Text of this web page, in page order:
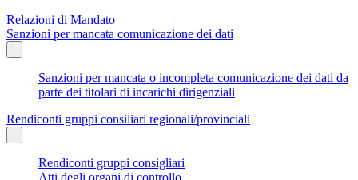
Relazioni di Mandato
Sanzioni per mancata comunicazione dei dati
Sanzioni per mancata o incompleta comunicazione dei dati da
parte dei titolari di incarichi dirigenziali
Rendiconti gruppi consiliari regionali/provinciali
Rendiconti gruppi consigliari
Atti degli organi di controllo